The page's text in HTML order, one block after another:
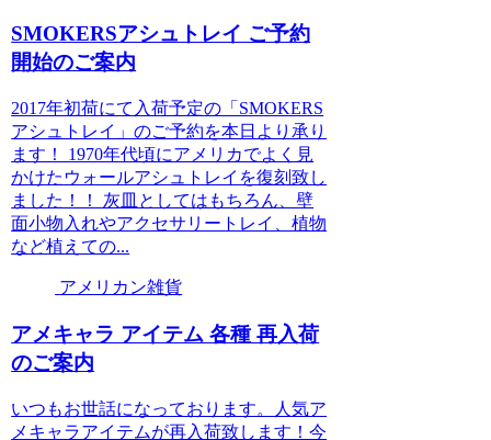
SMOKERSアシュトレイ ご予約
開始のご案内
2017年初荷にて入荷予定の「SMOKERS
アシュトレイ」のご予約を本日より承り
ます！ 1970年代頃にアメリカでよく見
かけたウォールアシュトレイを復刻致し
ました！！ 灰皿としてはもちろん、壁
面小物入れやアクセサリートレイ、植物
など植えての...
アメリカン雑貨
アメキャラ アイテム 各種 再入荷
のご案内
いつもお世話になっております。人気ア
メキャラアイテムが再入荷致します！今